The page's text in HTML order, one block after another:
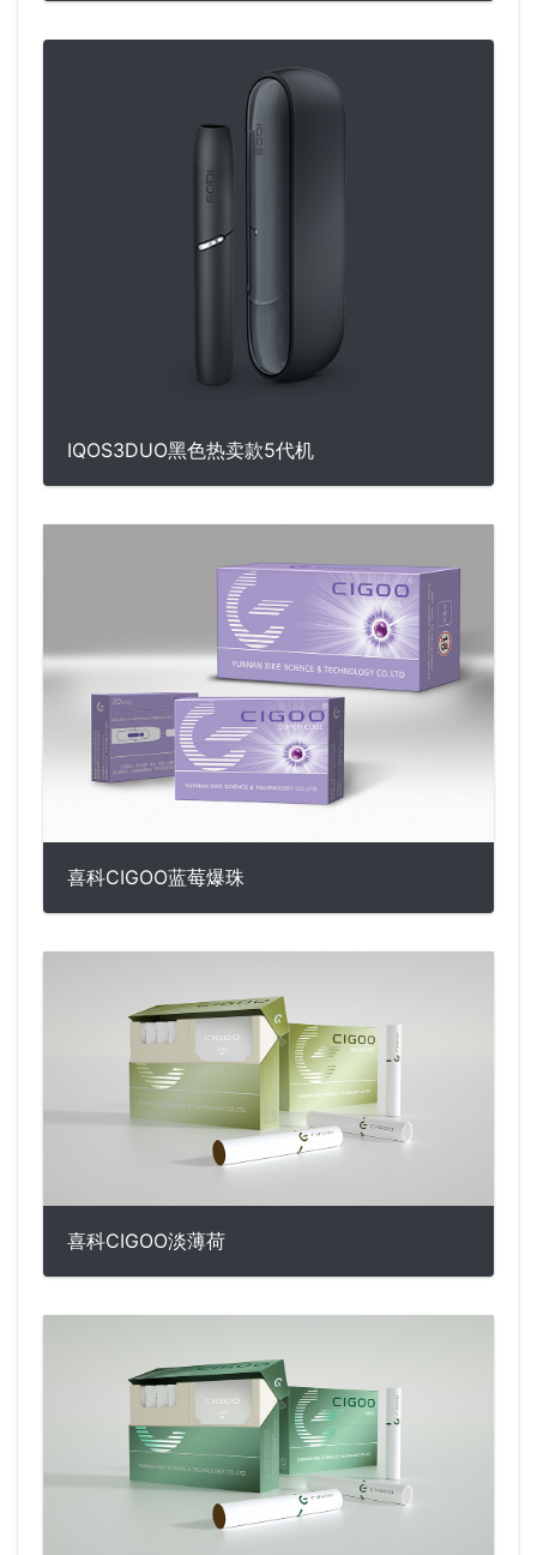
IQOS3DUO黑色热卖款5代机
喜科CIGOO蓝莓爆珠
喜科CIGOO淡薄荷